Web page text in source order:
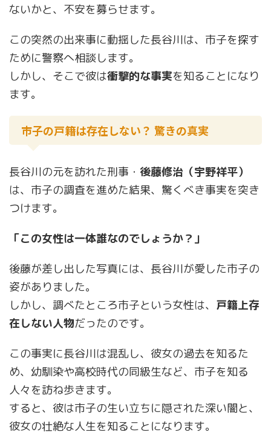
ないかと、不安を募らせます。
この突然の出来事に動揺した長谷川は、市子を探す
ために警察へ相談します。
しかし、そこで彼は衝撃的な事実を知ることになり
ます。
市子の戸籍は存在しない？ 驚きの真実
長谷川の元を訪れた刑事・ 後藤修治（宇野祥平）
は、市子の調査を進めた結果、驚くべき事実を突き
つけます。
「この女性は一体誰なのでしょうか？」
後藤が差し出した写真には、長谷川が愛した市子の
姿がありました。
しかし、調べたところ市子という女性は、 戸籍上存
在しない人物だったのです。
この事実に長谷川は混乱し、彼女の過去を知るた
め、幼馴染や高校時代の同級生など、市子を知る
人々を訪ね歩きます。
すると、彼は市子の生い立ちに隠された深い闇と、
彼女の壮絶な人生を知ることになります。